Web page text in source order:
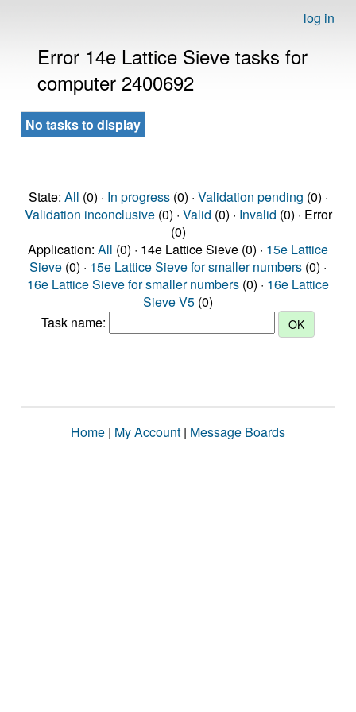
log in
Error 14e Lattice Sieve tasks for
computer 2400692
No tasks to display
State: All (0) · In progress(0) · Validation pending (0) ·
Validation inconclusive(0) · Valid (0) · Invalid (0) · Error
(0)
Application: All (0) · 14e Lattice Sieve (0) · 15e Lattice
Sieve (0) · 15e Lattice Sieve for smaller numbers (0) ·
16e Lattice Sieve for smaller numbers (0) · 16e Lattice
Sieve V5 (0)
Task name:
Home | My Account | Message Boards